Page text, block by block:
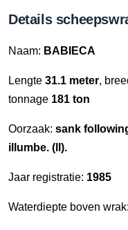
Details
Naam: BABIECA
Lengte 31.1 meter,
tonnage 181 ton
Oorzaak: sank
illumbe. (ll).
Jaar registratie: 1985
Waterdiepte boven wrak: